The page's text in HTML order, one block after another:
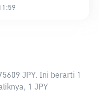
JPY. Ini berarti 1
1 JPY